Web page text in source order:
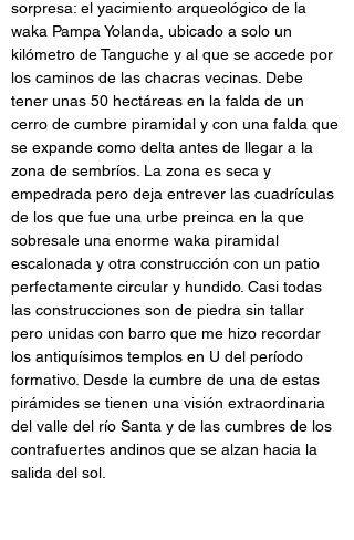
sorpresa: el yacimiento arqueológico de la
waka Pampa Yolanda, ubicado a solo un
kilómetro de Tanguche y al que se accede por
los caminos de las chacras vecinas. Debe
tener unas 50 hectáreas en la falda de un
cerro de cumbre piramidal y con una falda que
se expande como delta antes de llegar a la
zona de sembríos. La zona es seca y
empedrada pero deja entrever las cuadrículas
de los que fue una urbe preinca en la que
sobresale una enorme waka piramidal
escalonada y otra construcción con un patio
perfectamente circular y hundido. Casi todas
las construcciones son de piedra sin tallar
pero unidas con barro que me hizo recordar
los antiquísimos templos en U del período
formativo. Desde la cumbre de una de estas
pirámides se tienen una visión extraordinaria
del valle del río Santa y de las cumbres de los
contrafuertes andinos que se alzan hacia la
salida del sol.